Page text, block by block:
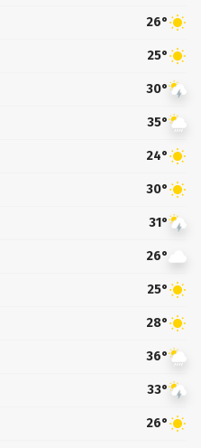
26°
25°
30°
35°
24°
30°
31°
26°
25°
28°
36°
33°
26°